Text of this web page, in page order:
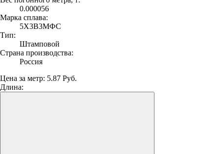
0.000056
Марка сплава:
5Х3В3МФС
Тип:
Штамповой
Страна производства:
Россия
Цена за метр: 5.87 Руб.
Длина: